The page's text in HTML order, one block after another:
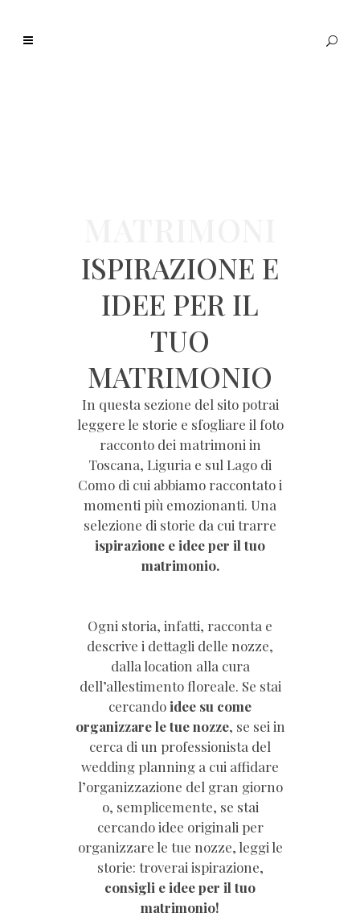
ISPIRAZIONE E
IDEE PER IL
TUO
MATRIMONIO
In questa sezione del sito potrai
leggere le storie e sfogliare il foto
racconto dei matrimoni in
Toscana, Liguria e sul Lago di
Como di cui abbiamo raccontato i
momenti più emozionanti. Una
selezione di storie da cui trarre
ispirazione e idee per il tuo
matrimonio.
Ogni storia, infatti, racconta e
descrive i dettagli delle nozze,
dalla location alla cura
dell’allestimento floreale. Se stai
cercandoidee su come
organizzare le tue nozze, se sei in
cerca di un professionista del
wedding planning a cui affidare
l’organizzazione del gran giorno
o, semplicemente, se stai
cercando idee originali per
organizzare le tue nozze, leggi le
storie: troverai ispirazione,
consigli e idee per il tuo
matrimonio!